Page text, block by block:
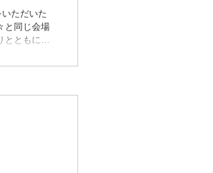
ただいた
と同じ会場
とともに、